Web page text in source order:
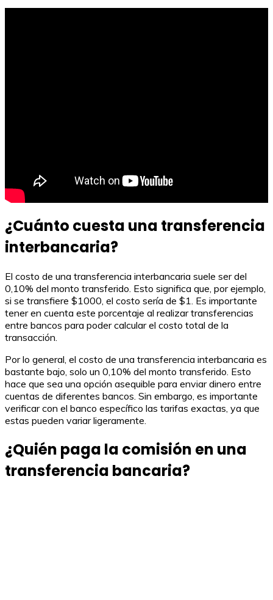
¿Cuánto cuesta una transferencia
interbancaria?
El costo de una transferencia interbancaria suele ser del
0,10% del monto transferido. Esto significa que, por ejemplo,
si se transfiere $1000, el costo sería de $1. Es importante
tener en cuenta este porcentaje al realizar transferencias
entre bancos para poder calcular el costo total de la
transacción.
Por lo general, el costo de una transferencia interbancaria es
bastante bajo, solo un 0,10% del monto transferido. Esto
hace que sea una opción asequible para enviar dinero entre
cuentas de diferentes bancos. Sin embargo, es importante
verificar con el banco específico las tarifas exactas, ya que
estas pueden variar ligeramente.
¿Quién paga la comisión en una
transferencia bancaria?